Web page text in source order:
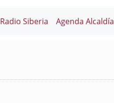
Radio Siberia Agenda Alcaldía